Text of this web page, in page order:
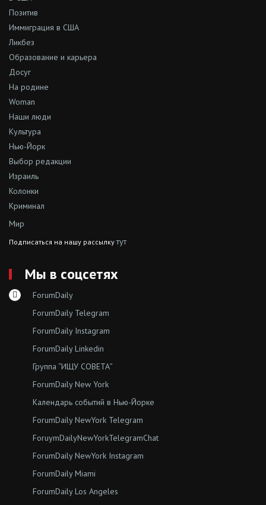
Позитив
Иммиграция в США
Ликбез
Образование и карьера
Досуг
На родине
Woman
Наши люди
Культура
Нью-Йорк
Выбор редакции
Израиль
Колонки
Криминал
Мир
Подписаться на нашу рассылкутут
Мы в соцсетях
ForumDaily
ForumDaily Telegram
ForumDaily Instagram
ForumDaily Linkedin
Группа “ИЩУ СОВЕТА”
ForumDaily New York
Календарь событий в Нью-Йорке
ForumDaily NewYork Telegram
ForuymDailyNewYorkTelegramChat
ForumDaily NewYork Instagram
ForumDaily Miami
ForumDaily Los Angeles